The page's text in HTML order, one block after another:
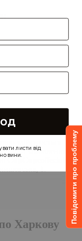
Повідомити про проблему
оформити
його в нашій
замовлення;
за
Харкову
листи від